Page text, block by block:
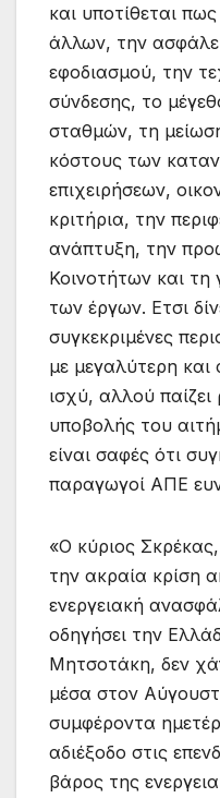
και υποτίθεται
άλλων, την
εφοδιασμού, την
σύνδεσης, το
σταθμών, τη
κόστους των
επιχειρήσεων,
κριτήρια, την
ανάπτυξη, την
Κοινοτήτων και
των έργων. Ετσι
συγκεκριμένες
με μεγαλύτερη και
ισχύ, αλλού
υποβολής του
είναι σαφές ότι
παραγωγοί ΑΠΕ
«Ο κύριος
την ακραία κρίση
ενεργειακή
οδηγήσει την
Μητσοτάκη, δεν
μέσα στον
συμφέροντα
αδιέξοδο στις
βάρος της